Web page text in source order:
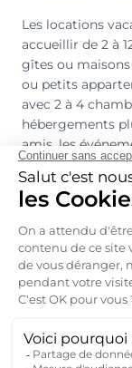
Les locations
accueillir de 2 à
gîtes ou
ou petits
avec 2 à 4
hébergements
amis, les
Peut-on louer
sur-Sarthe en
Oui ! Sablé-sur-
son climat
jardins fleuris et
alentour.